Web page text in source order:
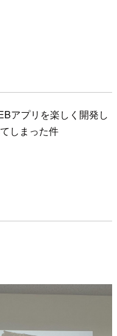
アプリを楽しく開発し
しまった件